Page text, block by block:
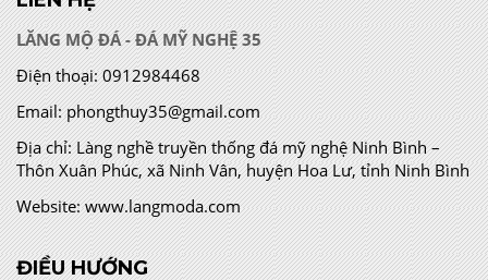
LĂNG MỘ ĐÁ - ĐÁ MỸ NGHỆ 35
Điện thoại: 0912984468
Email: phongthuy35@gmail.com
Địa chỉ:Làng nghề truyền thống đá mỹ nghệ Ninh Bình –
Thôn Xuân Phúc, xã Ninh Vân, huyện Hoa Lư, tỉnh Ninh Bình
Website: www.langmoda.com
ĐIỀU HƯỚNG